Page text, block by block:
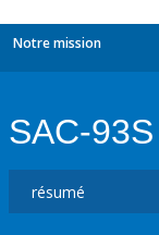
Notre mission
SAC-93S